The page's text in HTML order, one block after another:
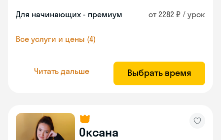
Для начинающих - премиум от 2282 ₽ / урок
Все услуги и цены (4)
Читать дальше Выбрать время
Оксана